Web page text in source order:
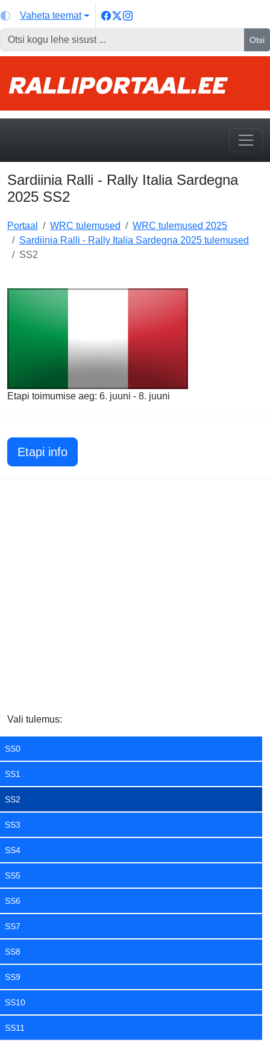
Vaheta teemat
Otsi
Sardiinia Ralli - Rally Italia Sardegna
2025 SS2
Portaal WRC tulemused
WRC tulemused 2025
Sardiinia Ralli - Rally Italia Sardegna 2025 tulemused
SS2
Etapi toimumise aeg: 6. juuni - 8. juuni
Etapi info
Vali tulemus:
SS0
SS1
SS2
SS3
SS4
SS5
SS6
SS7
SS8
SS9
SS10
SS11